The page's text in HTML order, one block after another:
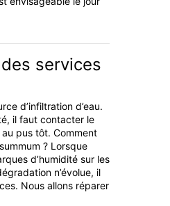
services
d’infiltration d’eau.
il faut contacter le
pus tôt. Comment
? Lorsque
d’humidité sur les
n’évolue, il
Nous allons réparer